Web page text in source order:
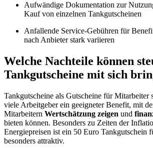
Aufwändige Dokumentation zur
Kauf von einzelnen Tankgutscheinen
Anfallende Service-Gebühren für
nach Anbieter stark variieren
Welche Nachteile können
Tankgutscheine mit sich
Tankgutscheine als Gutscheine für Mitarbeiter
viele Arbeitgeber ein geeigneter Benefit, mit
Mitarbeitern Wertschätzung zeigen und
bieten können. Besonders zu Zeiten der
Energiepreisen ist ein 50 Euro Tankgutschein
besonders attraktiv.